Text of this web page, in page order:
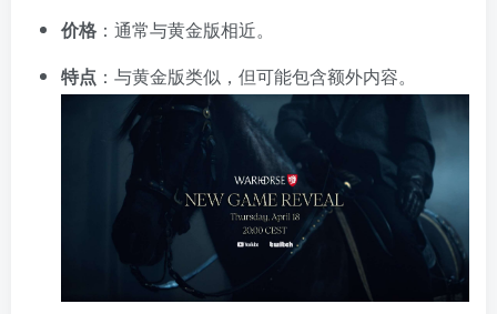
价格 ：通常与黄金版相近。
特点 ：与黄金版类似，但可能包含额外内容。